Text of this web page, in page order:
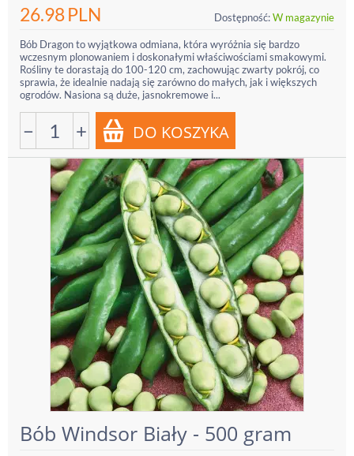
26.98PLN Dostępność:W magazynie
Bób Dragon to wyjątkowa odmiana, która wyróżnia się bardzo
wczesnym plonowaniem i doskonałymi właściwościami smakowymi.
Rośliny te dorastają do 100-120 cm, zachowując zwarty pokrój, co
sprawia, że idealnie nadają się zarówno do małych, jak i większych
ogrodów. Nasiona są duże, jasnokremowe i...
− +
Bób Windsor Biały - 500 gram